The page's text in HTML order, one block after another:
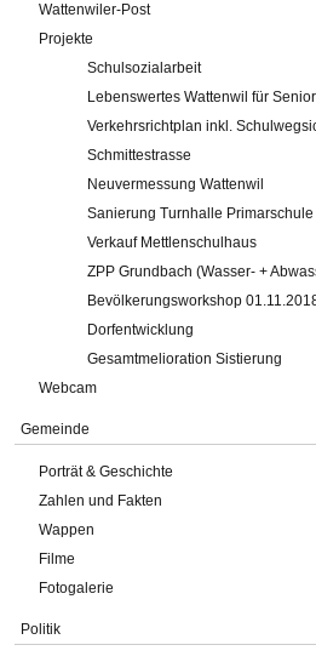
Online-Service
Impressum
Wattenwiler-Post
Projekte
Schulsozialarbeit
Lebenswertes Wattenwil für
Verkehrsrichtplan inkl.
Schmittestrasse
Neuvermessung Wattenwil
Sanierung Turnhalle Primarschule
Verkauf Mettlenschulhaus
ZPP Grundbach (Wasser- +
Bevölkerungsworkshop
Dorfentwicklung
Gesamtmelioration Sistierung
Webcam
Gemeinde
Porträt & Geschichte
Zahlen und Fakten
Wappen
Filme
Fotogalerie
Politik